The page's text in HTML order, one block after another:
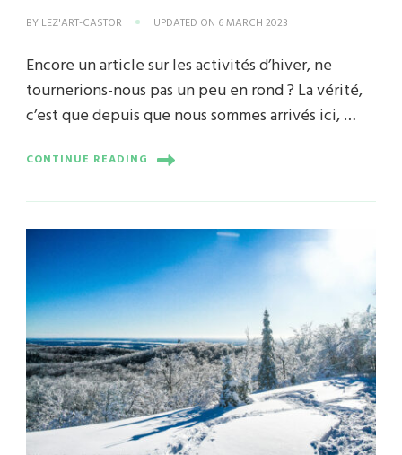
BY LEZ'ART-CASTOR UPDATED ON 6 MARCH 2023
Encore un article sur les activités d’hiver, ne
tournerions-nous pas un peu en rond ? La vérité,
c’est que depuis que nous sommes arrivés ici, …
CONTINUE READING